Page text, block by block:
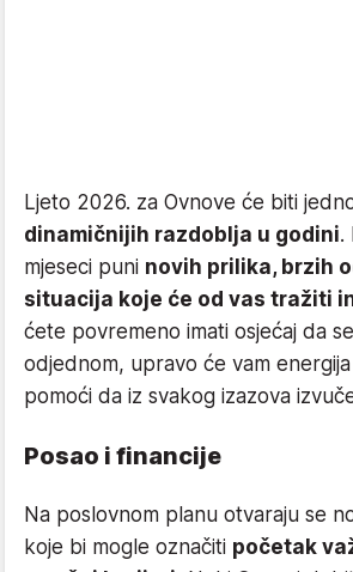
Ljeto 2026. za Ovnove će biti
dinamičnijih razdoblja u godini.
mjeseci puni novih prilika, brzih
situacija koje će od vas tražiti
ćete povremeno imati osjećaj da
odjednom, upravo će vam
pomoći da iz svakog izazova
Posao i financije
Na poslovnom planu otvaraju se
koje bi mogle označiti početak